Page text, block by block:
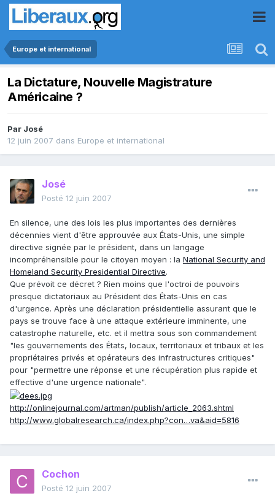
Europe et international
La Dictature, Nouvelle Magistrature
Américaine ?
Par José
12 juin 2007 dans Europe et international
José
Posté 12 juin 2007
En silence, une des lois les plus importantes des dernières
décennies vient d'être approuvée aux États-Unis, une simple
directive signée par le président, dans un langage
incompréhensible pour le citoyen moyen : la National Security and
Homeland Security Presidential Directive.
Que prévoit ce décret ? Rien moins que l'octroi de pouvoirs
presque dictatoriaux au Président des États-Unis en cas
d'urgence. Après une déclaration présidentielle assurant que le
pays se trouve face à une attaque extérieure imminente, une
catastrophe naturelle, etc. et il mettra sous son commandement
"les gouvernements des États, locaux, territoriaux et tribaux et les
propriétaires privés et opérateurs des infrastructures critiques"
pour "permettre une réponse et une récupération plus rapide et
effective d'une urgence nationale".
http://onlinejournal.com/artman/publish/article_2063.shtml
http://www.globalresearch.ca/index.php?con…va&aid=5816
Cochon
Posté 12 juin 2007